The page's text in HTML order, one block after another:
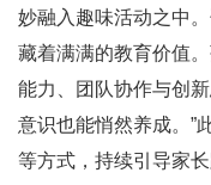
妙融入趣味活动之中
藏着满满的教育价值
能力、团队协作与创
意识也能悄然养成。”
等方式，持续引导家